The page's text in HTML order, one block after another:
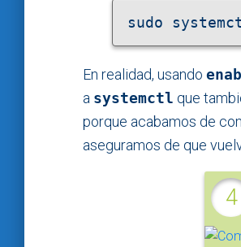
sudo
En realidad, usando
a systemctl que
porque acabamos de
aseguramos de que